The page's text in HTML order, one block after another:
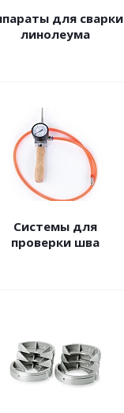
для сварки
линолеума
Системы для
проверки шва